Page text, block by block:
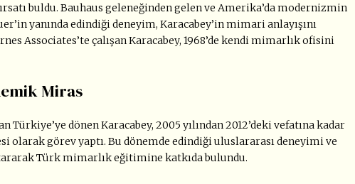
buldu. Bauhaus geleneğinden gelen ve Amerika’da modernizmin
yanında edindiği deneyim, Karacabey’in mimari anlayışını
Associates’te çalışan Karacabey, 1968’de kendi mimarlık ofisini
Miras
Türkiye’ye dönen Karacabey, 2005 yılından 2012’deki vefatına kadar
olarak görev yaptı. Bu dönemde edindiği uluslararası deneyimi ve
Türk mimarlık eğitimine katkıda bulundu.